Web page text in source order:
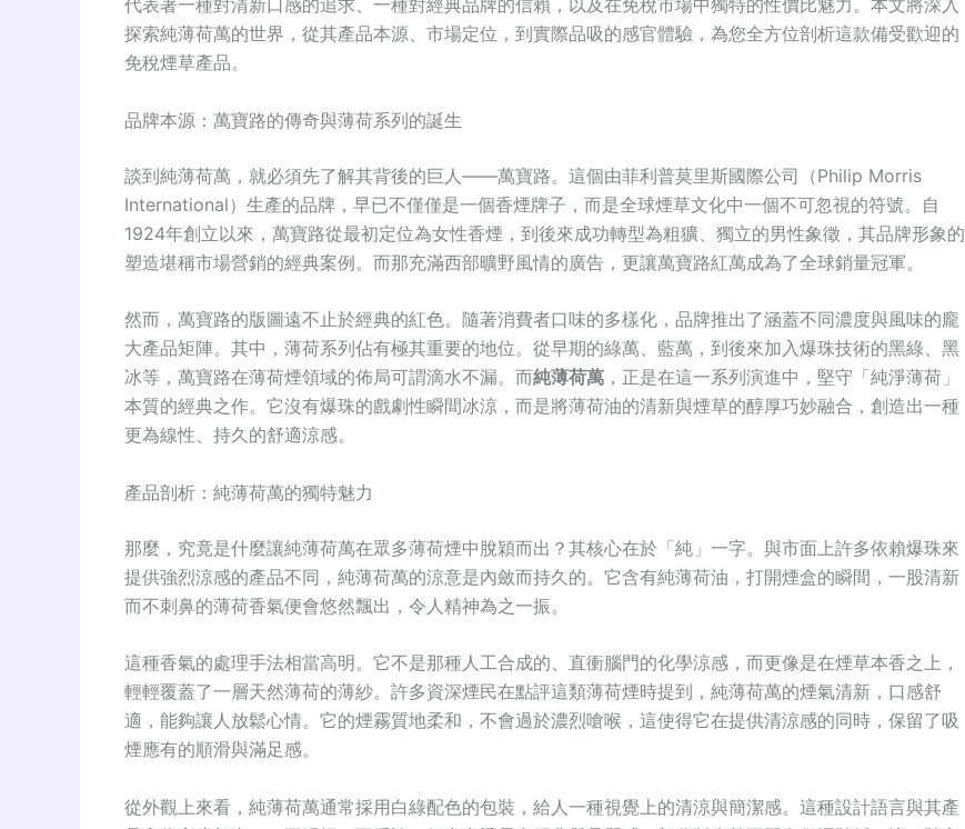
代表著一種對清新口感的追求、一種對經典品牌的信賴，以及在免稅市場中獨特的性價比魅力。本文將深入
探索純薄荷萬的世界，從其產品本源、市場定位，到實際品吸的感官體驗，為您全方位剖析這款備受歡迎的
免稅煙草產品。
品牌本源：萬寶路的傳奇與薄荷系列的誕生
談到純薄荷萬，就必須先了解其背後的巨人——萬寶路。這個由菲利普莫里斯國際公司（Philip Morris
International）生產的品牌，早已不僅僅是一個香煙牌子，而是全球煙草文化中一個不可忽視的符號。自
1924年創立以來，萬寶路從最初定位為女性香煙，到後來成功轉型為粗獷、獨立的男性象徵，其品牌形象的
塑造堪稱市場營銷的經典案例。而那充滿西部曠野風情的廣告，更讓萬寶路紅萬成為了全球銷量冠軍。
然而，萬寶路的版圖遠不止於經典的紅色。隨著消費者口味的多樣化，品牌推出了涵蓋不同濃度與風味的龐
大產品矩陣。其中，薄荷系列佔有極其重要的地位。從早期的綠萬、藍萬，到後來加入爆珠技術的黑綠、黑
冰等，萬寶路在薄荷煙領域的佈局可謂滴水不漏。而純薄荷萬 ，正是在這一系列演進中，堅守「純淨薄荷」
本質的經典之作。它沒有爆珠的戲劇性瞬間冰涼，而是將薄荷油的清新與煙草的醇厚巧妙融合，創造出一種
更為線性、持久的舒適涼感。
產品剖析：純薄荷萬的獨特魅力
那麼，究竟是什麼讓純薄荷萬在眾多薄荷煙中脫穎而出？其核心在於「純」一字。與市面上許多依賴爆珠來
提供強烈涼感的產品不同，純薄荷萬的涼意是內斂而持久的。它含有純薄荷油，打開煙盒的瞬間，一股清新
而不刺鼻的薄荷香氣便會悠然飄出，令人精神為之一振。
這種香氣的處理手法相當高明。它不是那種人工合成的、直衝腦門的化學涼感，而更像是在煙草本香之上，
輕輕覆蓋了一層天然薄荷的薄紗。許多資深煙民在點評這類薄荷煙時提到，純薄荷萬的煙氣清新，口感舒
適，能夠讓人放鬆心情。它的煙霧質地柔和，不會過於濃烈嗆喉，這使得它在提供清涼感的同時，保留了吸
煙應有的順滑與滿足感。
從外觀上來看，純薄荷萬通常採用白綠配色的包裝，給人一種視覺上的清涼與簡潔感。這種設計語言與其產